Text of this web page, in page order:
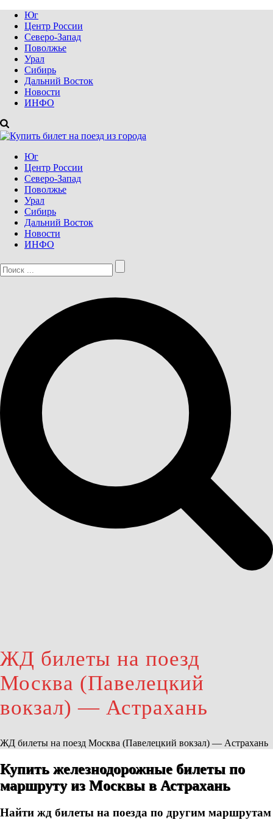
Юг
Центр России
Северо-Запад
Поволжье
Урал
Сибирь
Дальний Восток
Новости
ИНФО
Юг
Центр России
Северо-Запад
Поволжье
Урал
Сибирь
Дальний Восток
Новости
ИНФО
ЖД билеты на поезд
Москва (Павелецкий
вокзал) — Астрахань
ЖД билеты на поезд Москва (Павелецкий вокзал) — Астрахань
Купить железнодорожные билеты по
маршруту из Москвы в Астрахань
Найти жд билеты на поезда по другим маршрутам